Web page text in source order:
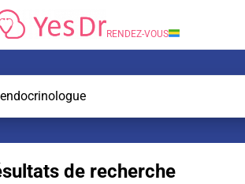
RENDEZ-VOUS
de recherche